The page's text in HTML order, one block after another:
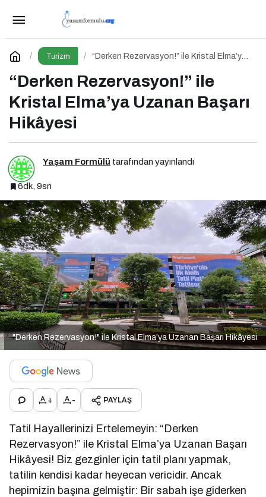
Turizm
“Derken Rezervasyon!” ile Kristal Elma’ya
“Derken Rezervasyon!” ile
Kristal Elma’ya Uzanan Başarı
Hikâyesi
Yaşam Formülü tarafından yayınlandı
6dk, 9sn
"Derken Rezervasyon!" ile Kristal Elma’ya Uzanan Başarı Hikâyesi
+ - PAYLAŞ
Tatil Hayallerinizi Ertelemeyin: “Derken
Rezervasyon!” ile Kristal Elma’ya Uzanan Başarı
Hikâyesi! Biz gezginler için tatil planı yapmak,
tatilin kendisi kadar heyecan vericidir. Ancak
hepimizin başına gelmiştir: Bir sabah işe giderken
Çocuklarla Seyahatte İngilizceyi Yaşamak
Yorum Yap